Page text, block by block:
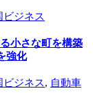
ビジネス
小さな町を構築
強化
ビジネス, 自動車